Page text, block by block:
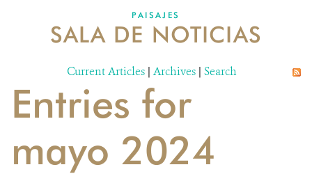
NOSOTROS
DONA
PAISAJES
SALA DE NOTICIAS
Current Articles | Archives | Search
Entries for
mayo 2024